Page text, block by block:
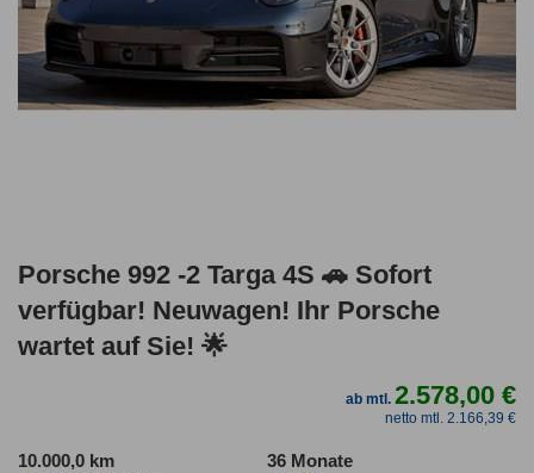
Porsche 992 -2 Targa 4S 🚗 Sofort
verfügbar! Neuwagen! Ihr Porsche
wartet auf Sie! 🌟
ab mtl.2.578,00 €
netto mtl. 2.166,39 €
10.000,0 km 36 Monate